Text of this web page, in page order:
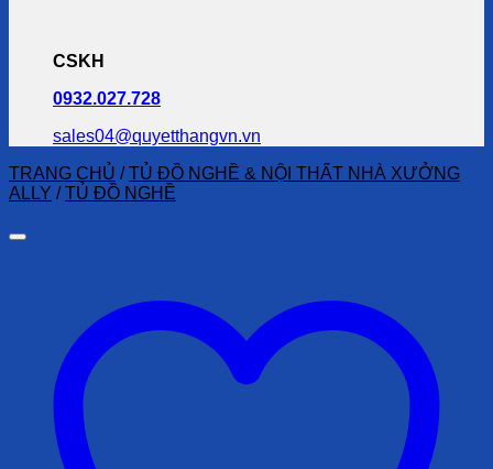
CSKH
0932.027.728
sales04@quyetthangvn.vn
TRANG CHỦ / TỦ ĐỒ NGHỀ & NỘI THẤT NHÀ XƯỞNG
ALLY / TỦ ĐỒ NGHỀ